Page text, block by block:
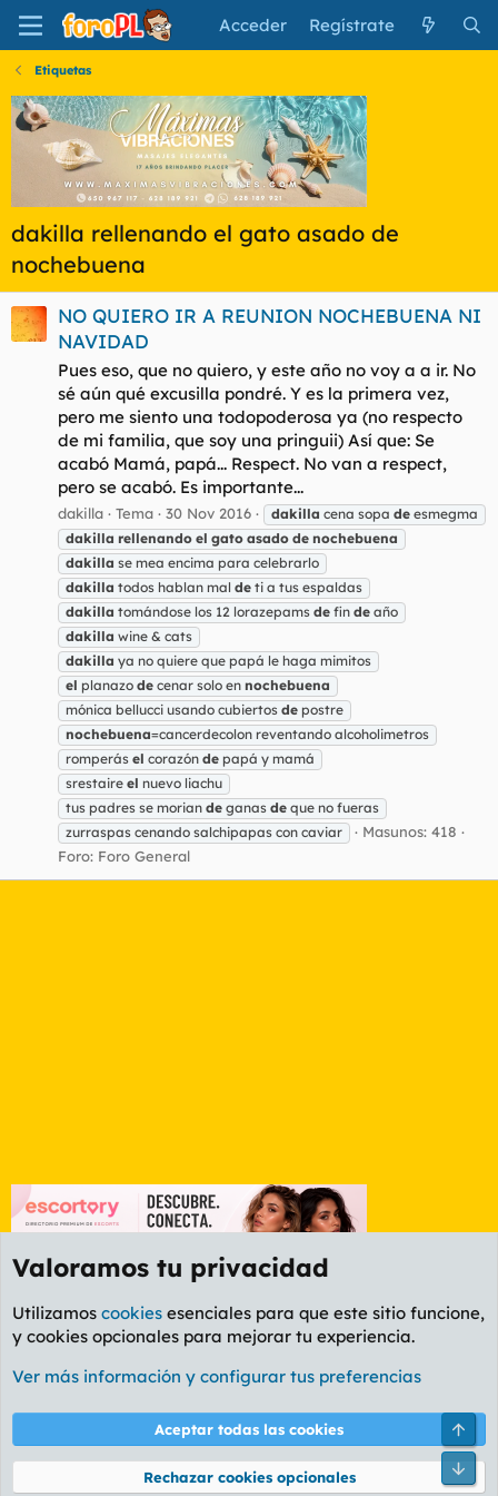
Acceder Regístrate
Etiquetas
dakilla rellenando el gato asado de
nochebuena
NO QUIERO IR A REUNION NOCHEBUENA NI
NAVIDAD
Pues eso, que no quiero, y este año no voy a a ir. No
sé aún qué excusilla pondré. Y es la primera vez,
pero me siento una todopoderosa ya (no respecto
de mi familia, que soy una pringuii) Así que: Se
acabó Mamá, papá... Respect. No van a respect,
pero se acabó. Es importante...
dakilla Tema 30 Nov 2016 dakilla cena sopa de esmegma
dakilla rellenando el gato asado de nochebuena
dakilla se mea encima para celebrarlo
dakilla todos hablan mal de ti a tus espaldas
dakilla tomándose los 12 lorazepams de fin de año
dakilla wine & cats
dakilla ya no quiere que papá le haga mimitos
el planazo de cenar solo en nochebuena
mónica bellucci usando cubiertos de postre
nochebuena=cancerdecolon reventando alcoholimetros
romperás el corazón de papá y mamá
srestaire el nuevo liachu
tus padres se morian de ganas de que no fueras
zurraspas cenando salchipapas con caviar
Masunos: 418
Foro: Foro General
Etiquetas
Cookies
PL OLDSTYLE AMARILLO
Términos y reglas Política de privacidad Ayuda
Valoramos tu privacidad
Utilizamos cookies esenciales para que este sitio funcione,
y cookies opcionales para mejorar tu experiencia.
Ver más información y configurar tus preferencias
Aceptar todas las cookies
Rechazar cookies opcionales
Pie